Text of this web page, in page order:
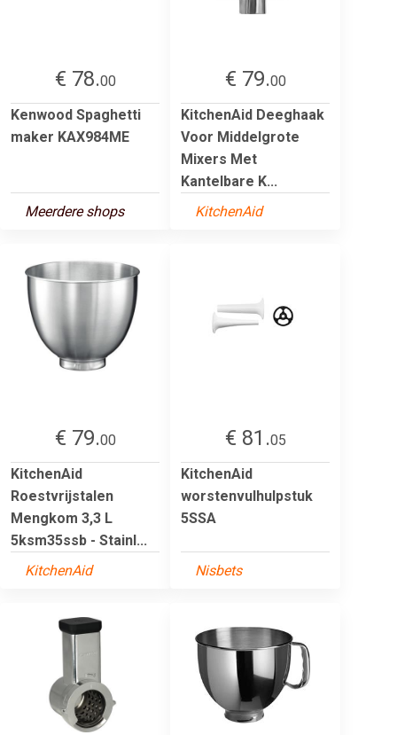
€ 78.00
Kenwood Spaghetti
maker KAX984ME
Meerdere shops
€ 79.00
KitchenAid Deeghaak
Voor Middelgrote
Mixers Met
Kantelbare K...
KitchenAid
€ 79.00
KitchenAid
Roestvrijstalen
Mengkom 3,3 L
5ksm35ssb - Stainl...
KitchenAid
€ 81.05
KitchenAid
worstenvulhulpstuk
5SSA
Nisbets